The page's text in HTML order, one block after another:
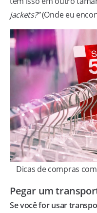
jackets?”(Onde eu
Dicas de compras
Pegar um
Se você for usar